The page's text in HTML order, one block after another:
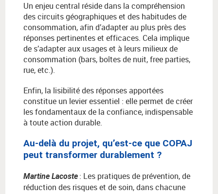
Un enjeu central réside dans la compréhension
des circuits géographiques et des habitudes de
consommation, afin d’adapter au plus près des
réponses pertinentes et efficaces. Cela implique
de s’adapter aux usages et à leurs milieux de
consommation (bars, boîtes de nuit, free parties,
rue, etc.).
Enfin, la lisibilité des réponses apportées
constitue un levier essentiel : elle permet de créer
les fondamentaux de la confiance, indispensable
à toute action durable.
Au-delà du projet, qu’est-ce que COPAJ
peut transformer durablement ?
Martine Lacoste : Les pratiques de prévention, de
réduction des risques et de soin, dans chacune